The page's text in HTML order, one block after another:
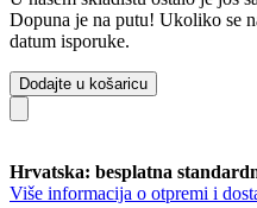
Dopuna je na putu! Ukoliko se
datum isporuke.
Dodajte u košaricu
Hrvatska: besplatna
Više informacija o otpremi i